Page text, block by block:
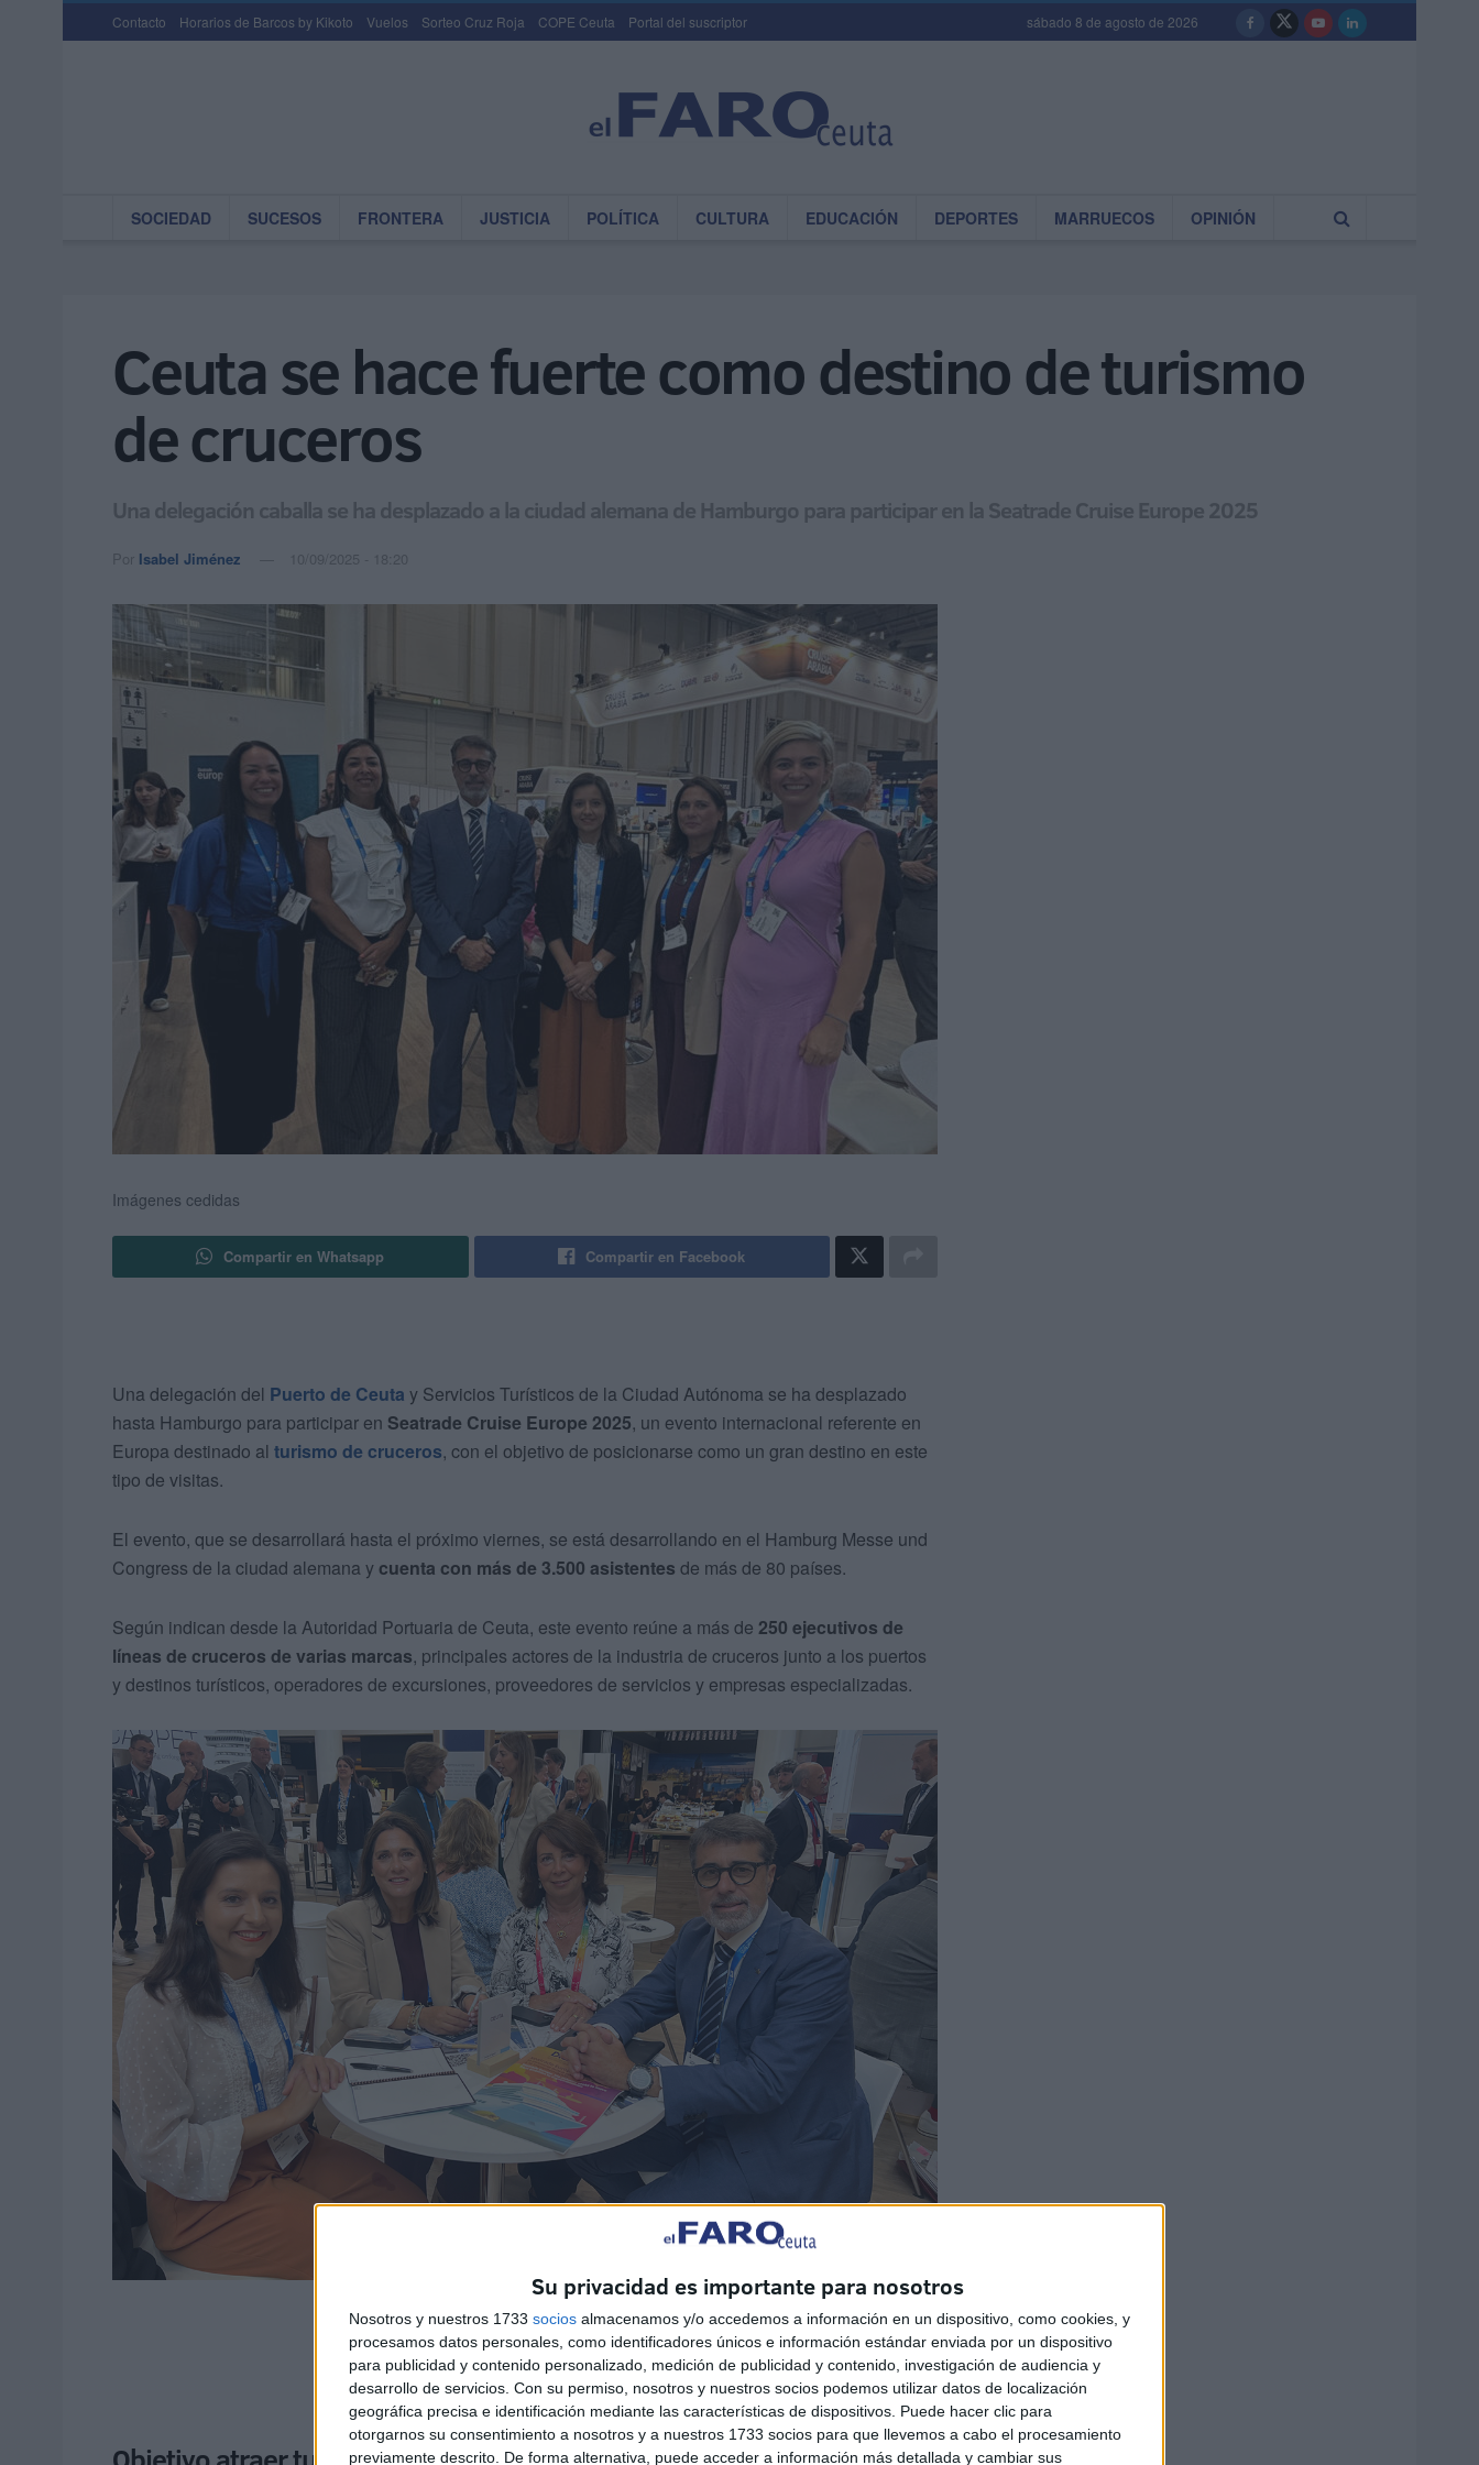
Su privacidad es importante para nosotros
Nosotros y nuestros 1733 socios almacenamos y/o accedemos a información en un dispositivo, como cookies, y
procesamos datos personales, como identificadores únicos e información estándar enviada por un dispositivo
para publicidad y contenido personalizado, medición de publicidad y contenido, investigación de audiencia y
desarrollo de servicios. Con su permiso, nosotros y nuestros socios podemos utilizar datos de localización
geográfica precisa e identificación mediante las características de dispositivos. Puede hacer clic para
otorgarnos su consentimiento a nosotros y a nuestros 1733 socios para que llevemos a cabo el procesamiento
previamente descrito. De forma alternativa, puede acceder a información más detallada y cambiar sus
Contacto Horarios de Barcos by Kikoto Vuelos Sorteo Cruz Roja COPE Ceuta Portal del suscriptor sábado 8 de agosto de 2026
SOCIEDAD SUCESOS FRONTERA JUSTICIA POLÍTICA CULTURA EDUCACIÓN DEPORTES MARRUECOS OPINIÓN
Ceuta se hace fuerte como destino de turismo
de cruceros
Una delegación caballa se ha desplazado a la ciudad alemana de Hamburgo para participar en la Seatrade Cruise Europe 2025
Por Isabel Jiménez 10/09/2025 - 18:20
Imágenes cedidas
Compartir en Whatsapp Compartir en Facebook
Una delegación del Puerto de Ceuta y Servicios Turísticos de la Ciudad Autónoma se ha desplazado
hasta Hamburgo para participar en Seatrade Cruise Europe 2025, un evento internacional referente en
Europa destinado al turismo de cruceros, con el objetivo de posicionarse como un gran destino en este
tipo de visitas.
El evento, que se desarrollará hasta el próximo viernes, se está desarrollando en el Hamburg Messe und
Congress de la ciudad alemana y cuenta con más de 3.500 asistentes de más de 80 países.
Según indican desde la Autoridad Portuaria de Ceuta, este evento reúne a más de 250 ejecutivos de
líneas de cruceros de varias marcas, principales actores de la industria de cruceros junto a los puertos
y destinos turísticos, operadores de excursiones, proveedores de servicios y empresas especializadas.